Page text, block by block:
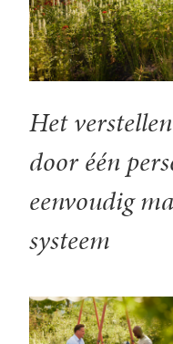
Het
door één
eenvoudig
systeem